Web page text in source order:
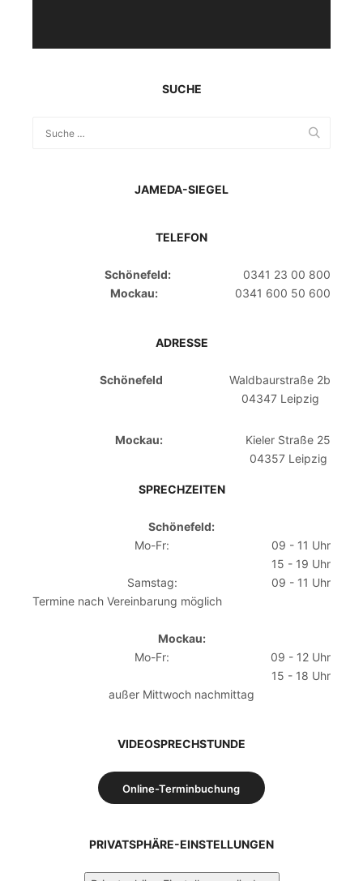
SUCHE
JAMEDA-SIEGEL
TELEFON
Schönefeld:
0341 23 00 800
Mockau:
0341 600 50 600
ADRESSE
Schönefeld
Waldbaurstraße 2b
04347 Leipzig
Mockau:
Kieler Straße 25
04357 Leipzig
SPRECHZEITEN
Schönefeld:
Mo-Fr:
09 - 11 Uhr
15 - 19 Uhr
Samstag:
09 - 11 Uhr
Termine nach Vereinbarung möglich
Mockau:
Mo-Fr:
09 - 12 Uhr
15 - 18 Uhr
außer Mittwoch nachmittag
VIDEOSPRECHSTUNDE
Online-Terminbuchung
PRIVATSPHÄRE-EINSTELLUNGEN